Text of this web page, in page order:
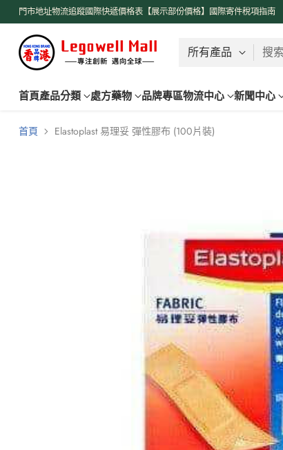
門市地址物流追蹤國際快遞價格表【展示部份價格】 國際寄件稅項指南
了解更多
搜
首頁產品分類 處方藥物 品牌專區物流中心 新聞中心
首頁 Elastoplast 易理妥 彈性膠布 (100片裝)